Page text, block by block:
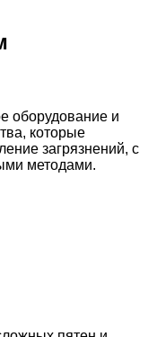
оборудование и
которые
загрязнений, с
методами.